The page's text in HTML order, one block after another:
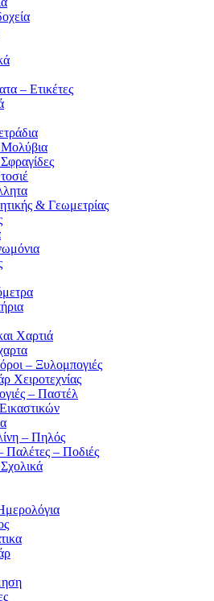
– Ετικέτες
& Γεωμετρίας
Χαρτιά
– Ξυλομπογιές
Χειροτεχνίας
– Παστέλ
– Πηλός
Παλέτες – Ποδιές